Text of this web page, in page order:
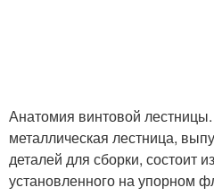
Анатомия винтовой
металлическая лестница,
деталей для сборки, состоит
установленного на упорном